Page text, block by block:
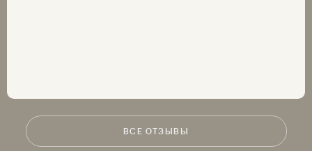
ВСЕ ОТЗЫВЫ